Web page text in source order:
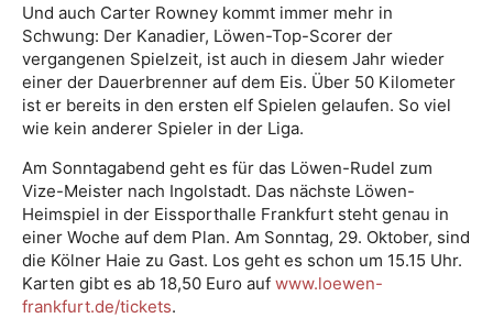
Und auch Carter Rowney kommt immer mehr in
Schwung: Der Kanadier, Löwen-Top-Scorer der
vergangenen Spielzeit, ist auch in diesem Jahr wieder
einer der Dauerbrenner auf dem Eis. Über 50 Kilometer
ist er bereits in den ersten elf Spielen gelaufen. So viel
wie kein anderer Spieler in der Liga.
Am Sonntagabend geht es für das Löwen-Rudel zum
Vize-Meister nach Ingolstadt. Das nächste Löwen-
Heimspiel in der Eissporthalle Frankfurt steht genau in
einer Woche auf dem Plan. Am Sonntag, 29. Oktober, sind
die Kölner Haie zu Gast. Los geht es schon um 15.15 Uhr.
Karten gibt es ab 18,50 Euro auf www.loewen-
frankfurt.de/tickets.